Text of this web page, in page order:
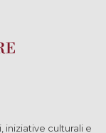
iniziative culturali e